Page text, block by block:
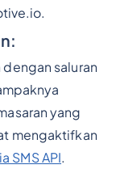
saluran
yang
mengaktifkan
SMS API.